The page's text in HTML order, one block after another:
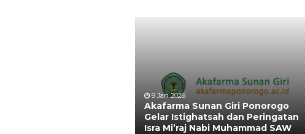
9 Jan 2026
Akafarma Sunan Giri Ponorogo
Gelar Istighatsah dan Peringatan
Isra Mi’raj Nabi Muhammad SAW